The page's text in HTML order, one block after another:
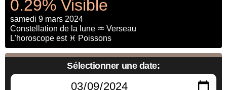
0.29% Visible
samedi 9 mars 2024
Constellation de la lune ♒ Verseau
L'horoscope est ♓ Poissons
Sélectionner une date: